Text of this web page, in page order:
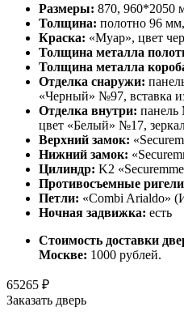
Размеры: 870, 960*2050
Толщина: полотно 96
Краска: «Муар», цвет
Толщина металла
Толщина металла
Отделка снаружи:
«Черный» №97, вставка
Отделка внутри:
цвет «Белый» №17,
Верхний замок:
Нижний замок:
Цилиндр: K2
Противосъемные
Петли: «Combi Arialdo»
Ночная задвижка: есть
Стоимость доставки
Москве: 1000 рублей.
65265 ₽
Заказать дверь